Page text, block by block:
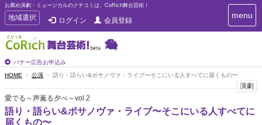
お薦め演劇・ミュージカルのクチコミは、CoRich舞台芸術！
T
o
g
g
e
n
a
v
i
g
地域選択 ログイン 会員登録
バナー広告お申込み
T
o
e
v
menu
HOME 公演 語り・語らい&ボサノヴァ・ライブ〜そこにいる人すべてに届くもの〜
演劇
愛でる～声薫る夕べ～vol.2
語り・語らい&ボサノヴァ・ライブ〜そこにいる人すべてに
届くもの〜